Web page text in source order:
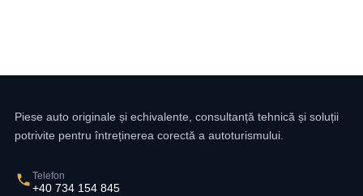
Piese auto originale și echivalente, consultanță tehnică și soluții
potrivite pentru întreținerea corectă a autoturismului.
Telefon
+40 734 154 845